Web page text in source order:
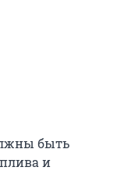
быть
и